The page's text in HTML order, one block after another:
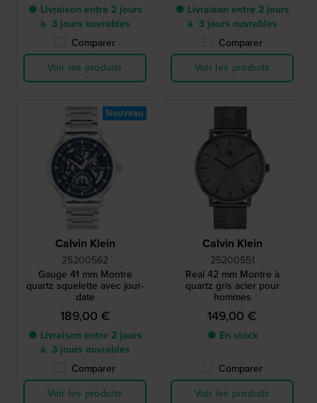
● Livraison entre 2 jours
à 3 jours ouvrables
Comparer
Voir les produits
● Livraison entre 2 jours
à 3 jours ouvrables
Comparer
Voir les produits
Calvin Klein
25200562
Gauge 41 mm Montre
quartz squelette avec jour-
date
189,00 €
● Livraison entre 2 jours
à 3 jours ouvrables
Comparer
Voir les produits
Nouveau
Calvin Klein
25200551
Real 42 mm Montre à
quartz gris acier pour
hommes
149,00 €
● En stock
Comparer
Voir les produits